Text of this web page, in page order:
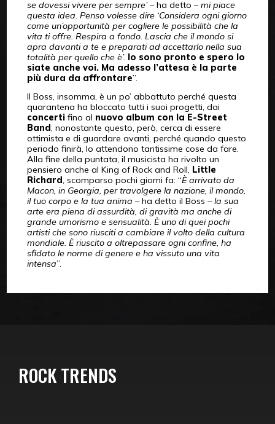
se dovessi vivere per sempre’– ha detto –mi piace
questa idea. Penso volesse dire ‘Considera ogni giorno
come un’opportunità per cogliere le possibilità che la
vita ti offre. Respira a fondo. Lascia che il mondo si
apra davanti a te e preparati ad accettarlo nella sua
totalità per quello che è’. Io sono pronto e spero lo
siate anche voi. Ma adesso l’attesa è la parte
più dura da affrontare”.
Il Boss, insomma, è un po’ abbattuto perché questa
quarantena ha bloccato tutti i suoi progetti, dai
concertifino al nuovo album con la E-Street
Band; nonostante questo, però, cerca di essere
ottimista e di guardare avanti, perché quando questo
periodo finirà, lo attendono tantissime cose da fare.
Alla fine della puntata, il musicista ha rivolto un
pensiero anche al King of Rock and Roll, Little
Richard , scomparso pochi giorni fa: “È arrivato da
Macon, in Georgia, per travolgere la nazione, il mondo,
il tuo corpo e la tua anima – ha detto il Boss –la sua
arte era piena di assurdità, di gravità ma anche di
grande umorismo e sensualità. È uno di quei pochi
artisti che sono riusciti a cambiare il volto della cultura
mondiale. È riuscito a oltrepassare ogni confine, ha
sfidato le norme di genere e ha vissuto una vita
intensa”.
ROCK TRENDS